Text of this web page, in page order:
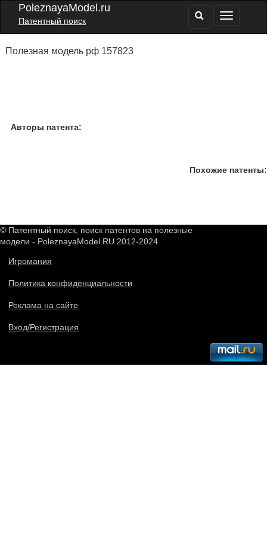
PoleznayaModel.ru
Патентный поиск
Полезная модель рф 157823
Авторы патента:
Похожие патенты:
© Патентный поиск, поиск патентов на полезные
модели - PoleznayaModel.RU 2012-2024
Игромания
Политика конфиденциальности
Реклама на сайте
Вход/Регистрация